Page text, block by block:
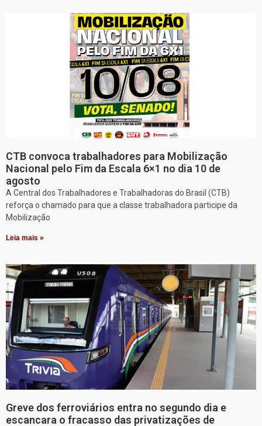
CTB convoca trabalhadores para Mobilização
Nacional pelo Fim da Escala 6×1 no dia 10 de
agosto
A Central dos Trabalhadores e Trabalhadoras do Brasil (CTB)
reforça o chamado para que a classe trabalhadora participe da
Mobilização
Leia mais »
Greve dos ferroviários entra no segundo dia e
escancara o fracasso das privatizações de